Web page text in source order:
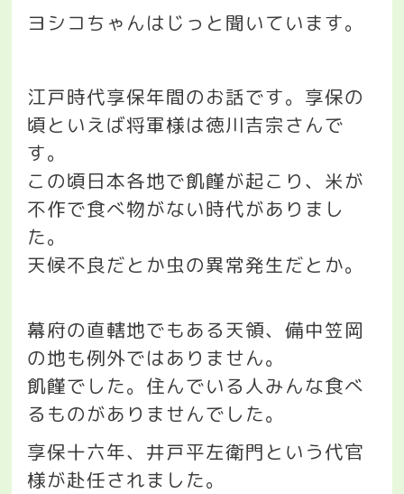
ヨシコちゃんはじっと聞いています。
江戸時代享保年間のお話です。享保の
頃といえば将軍様は徳川吉宗さんで
す。
この頃日本各地で飢饉が起こり、米が
不作で食べ物がない時代がありまし
た。
天候不良だとか虫の異常発生だとか。
幕府の直轄地でもある天領、備中笠岡
の地も例外ではありません。
飢饉でした。住んでいる人みんな食べ
るものがありませんでした。
享保十六年、井戸平左衛門という代官
様が赴任されました。